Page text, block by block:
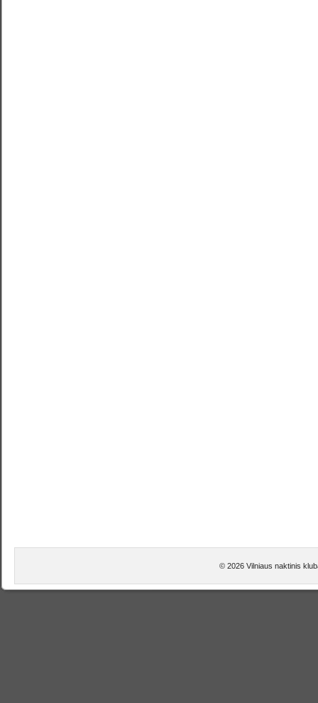
© 2026 Vilniaus naktinis